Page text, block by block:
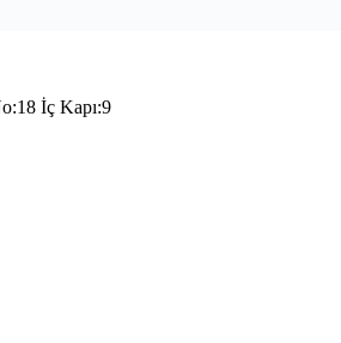
İç Kapı:9